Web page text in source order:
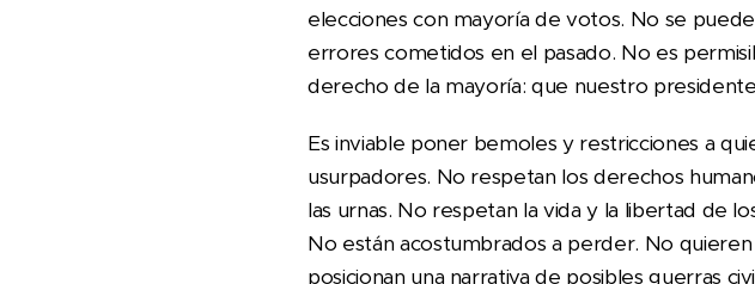
elecciones con mayoría de votos. No se
errores cometidos en el pasado. No es
derecho de la mayoría: que nuestro
Es inviable poner bemoles y restricciones a
usurpadores. No respetan los derechos
las urnas. No respetan la vida y la libertad de
No están acostumbrados a perder. No
posicionan una narrativa de posibles guerras